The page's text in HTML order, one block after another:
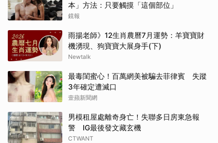
本」方法：只要觸摸「這個部位」
鏡報
雨揚老師》12生肖農曆7月運勢：羊寶寶財
機湧現、狗寶寶大展身手(下)
Newtalk
最毒閨蜜心！百萬網美被騙去菲律賓 失蹤
3年確定遭滅口
壹蘋新聞網
男模租屋處離奇身亡！失聯多日房東急報
警 IG最後發文藏玄機
CTWANT
取消